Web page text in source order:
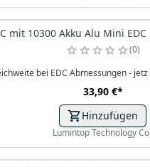
mit 10300 Akku Alu Mini
0
bei EDC Abmessungen -
33,90 €*
Hinzufügen
Lumintop Technology